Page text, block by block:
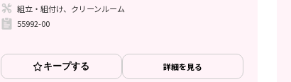
組立・組付け、クリーンルーム
55992-00
キープする 詳細を見る